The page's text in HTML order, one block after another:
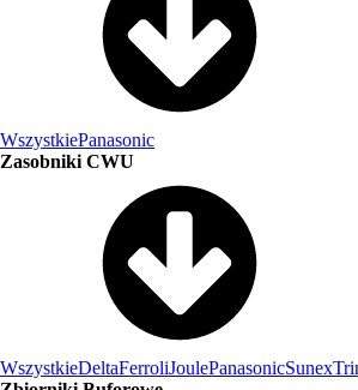
WszystkiePanasonic
Zasobniki CWU
WszystkieDeltaFerroliJoulePanasonicSunex